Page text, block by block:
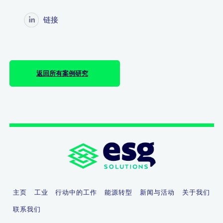
链接
返回所有案例研究
主页 工业 行动中的工作 能源转型 新闻与活动 关于我们
联系我们